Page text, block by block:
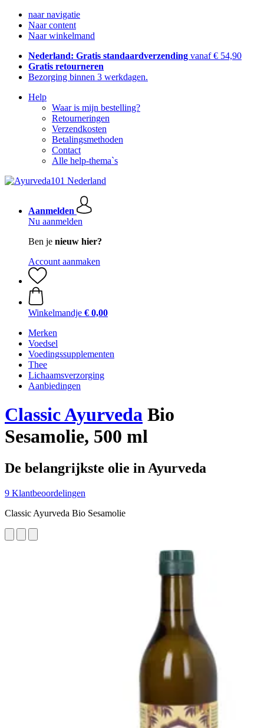
naar navigatie
Naar content
Naar winkelmand
Nederland: Gratis standaardverzending vanaf € 54,90
Gratis retourneren
Bezorging binnen 3 werkdagen.
Help
Waar is mijn bestelling?
Retourneringen
Verzendkosten
Betalingsmethoden
Contact
Alle help-thema`s
Aanmelden
Nu aanmelden
Ben je nieuw hier?
Account aanmaken
Winkelmandje € 0,00
Merken
Voedsel
Voedingssupplementen
Thee
Lichaamsverzorging
Aanbiedingen
Classic Ayurveda Bio
Sesamolie, 500 ml
De belangrijkste olie in Ayurveda
9 Klantbeoordelingen
Classic Ayurveda Bio Sesamolie